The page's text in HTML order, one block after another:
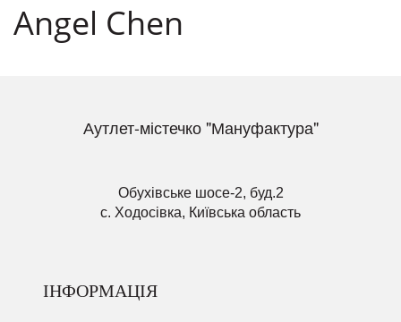
Angel Chen
Аутлет-містечко "Мануфактура"
Обухівське шосе-2, буд.2
с. Ходосівка, Київська область
ІНФОРМАЦІЯ